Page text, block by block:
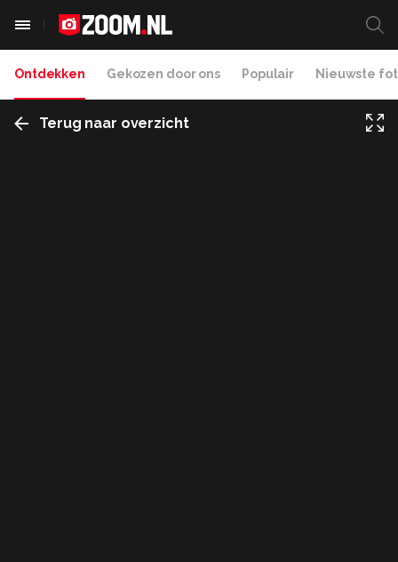
Ontdekken Gekozen door ons Populair Nieuwste
Terug naar overzicht